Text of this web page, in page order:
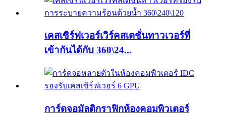
เคสเซิร์ฟเวอร์เวิร์คสเตชั่นทาวเวอร์ที่
เข้ากันได้กับ 360\24...
การ์ดจอมัลติกราฟิกห้องคอมพิวเตอร์